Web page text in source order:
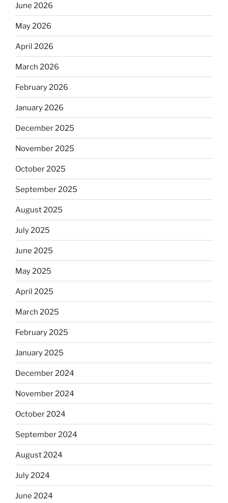
June 2026
May 2026
April 2026
March 2026
February 2026
January 2026
December 2025
November 2025
October 2025
September 2025
August 2025
July 2025
June 2025
May 2025
April 2025
March 2025
February 2025
January 2025
December 2024
November 2024
October 2024
September 2024
August 2024
July 2024
June 2024